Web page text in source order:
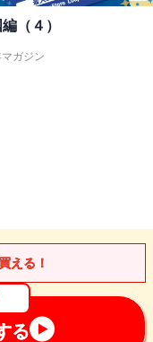
（４）
ガジン
える！
る